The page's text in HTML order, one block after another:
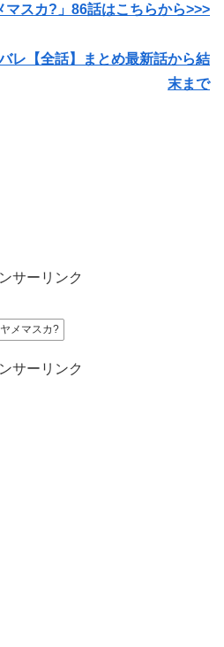
マスカ?」86話はこちらから>>>
レ【全話】まとめ最新話から結
末まで
サーリンク
メマスカ?
サーリンク